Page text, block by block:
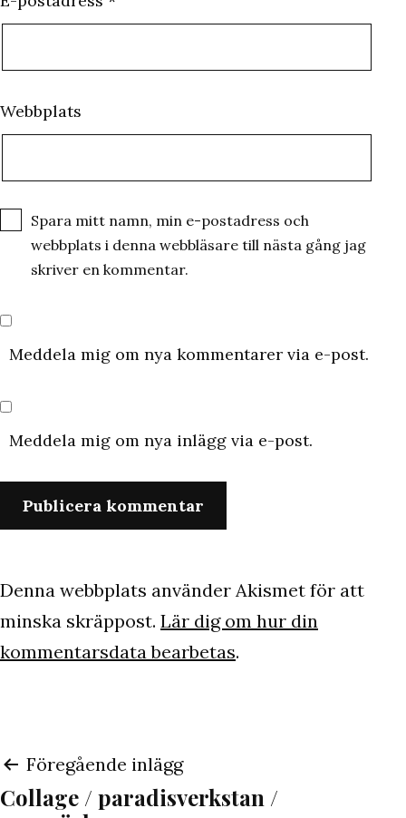
Webbplats
Spara mitt namn, min e-postadress och
webbplats i denna webbläsare till nästa gång jag
skriver en kommentar.
Meddela mig om nya kommentarer via e-post.
Meddela mig om nya inlägg via e-post.
Denna webbplats använder Akismet för att
minska skräppost. Lär dig om hur din
kommentarsdata bearbetas.
Inläggsnavigering
Föregående inlägg
Collage / paradisverkstan /